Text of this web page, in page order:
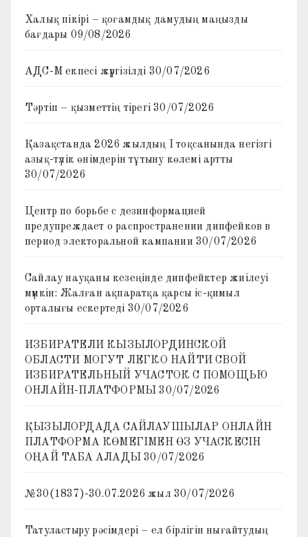
Халық пікірі – қоғамдық дамудың маңызды
бағдары 09/08/2026
АДС-М екпесі жүргізілді 30/07/2026
Тәртіп – қызметтің тірегі 30/07/2026
Қазақстанда 2026 жылдың I тоқсанында негізгі
азық-түлік өнімдерін тұтыну көлемі артты
30/07/2026
Центр по борьбе с дезинформацией
предупреждает о распространении дипфейков в
период электоральной кампании 30/07/2026
Сайлау науқаны кезеңінде дипфейктер жиілеуі
мүмкін: Жалған ақпаратқа қарсы іс-қимыл
орталығы ескертеді 30/07/2026
ИЗБИРАТЕЛИ КЫЗЫЛОРДИНСКОЙ
ОБЛАСТИ МОГУТ ЛЕГКО НАЙТИ СВОЙ
ИЗБИРАТЕЛЬНЫЙ УЧАСТОК С ПОМОЩЬЮ
ОНЛАЙН-ПЛАТФОРМЫ 30/07/2026
ҚЫЗЫЛОРДАДА САЙЛАУШЫЛАР ОНЛАЙН
ПЛАТФОРМА КӨМЕГІМЕН ӨЗ УЧАСКЕСІН
ОҢАЙ ТАБА АЛАДЫ 30/07/2026
№30(1837)-30.07.2026 жыл 30/07/2026
Татуластыру рәсімдері – ел бірлігін нығайтудың